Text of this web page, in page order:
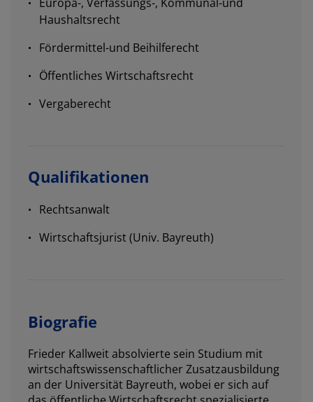
Europa-, Verfassungs-, Kommunal-und
Haushaltsrecht
Fördermittel-und Beihilferecht
Öffentliches Wirtschaftsrecht
Vergaberecht
Qualifikationen
Rechtsanwalt
Wirtschaftsjurist (Univ. Bayreuth)
Biografie
Frieder Kallweit absolvierte sein Studium mit
wirtschaftswissenschaftlicher Zusatzausbildung
an der Universität Bayreuth, wobei er sich auf